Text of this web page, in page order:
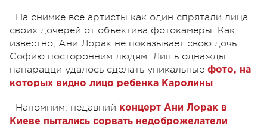
На снимке все артисты как один спрятали лица
своих дочерей от объектива фотокамеры. Как
известно, Ани Лорак не показывает свою дочь
Софию посторонним людям. Лишь однажды
папарацци удалось сделать уникальные фото, на
которых видно лицо ребенка Каролины.
Напомним, недавний концерт Ани Лорак в
Киеве пытались сорвать недоброжелатели